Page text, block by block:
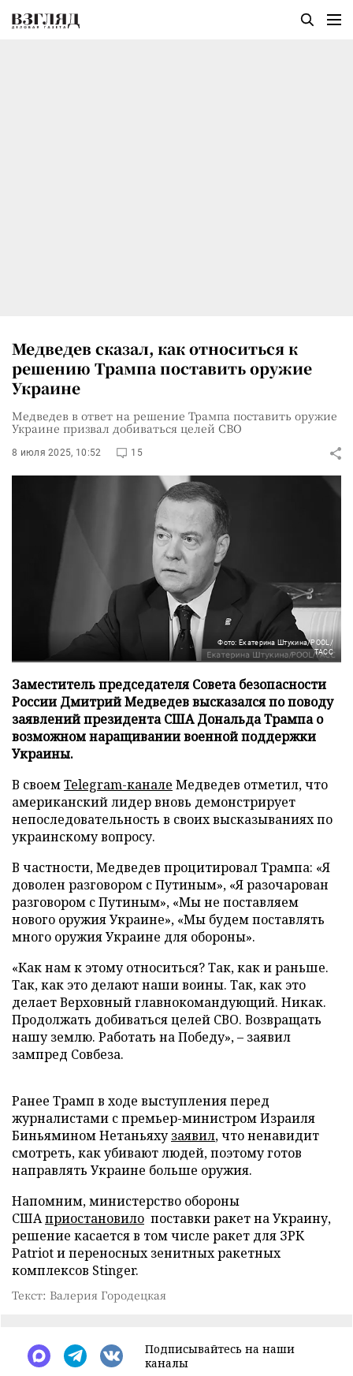
Медведев сказал, как относиться к
решению Трампа поставить оружие
Украине
Медведев в ответ на решение Трампа поставить оружие
Украине призвал добиваться целей СВО
8 июля 2025, 10:52 15
Фото: Екатерина Штукина/POOL/
ТАСС
Заместитель председателя Совета безопасности
России Дмитрий Медведев высказался по поводу
заявлений президента США Дональда Трампа о
возможном наращивании военной поддержки
Украины.
В своемTelegram-канале Медведев отметил, что
американский лидер вновь демонстрирует
непоследовательность в своих высказываниях по
украинскому вопросу.
В частности, Медведев процитировал Трампа: «Я
доволен разговором с Путиным», «Я разочарован
разговором с Путиным», «Мы не поставляем
нового оружия Украине», «Мы будем поставлять
много оружия Украине для обороны».
«Как нам к этому относиться? Так, как и раньше.
Так, как это делают наши воины. Так, как это
делает Верховный главнокомандующий. Никак.
Продолжать добиваться целей СВО. Возвращать
нашу землю. Работать на Победу», – заявил
зампред Совбеза.
Ранее Трамп в ходе выступления перед
журналистами с премьер-министром Израиля
Биньямином Нетаньяхузаявил, что ненавидит
смотреть, как убивают людей, поэтому готов
направлять Украине больше оружия.
Напомним, министерство обороны
СШАприостановило поставки ракет на Украину,
решение касается в том числе ракет для ЗРК
Patriot и переносных зенитных ракетных
комплексов Stinger.
Текст: Валерия Городецкая
Подписывайтесь на наши
каналы